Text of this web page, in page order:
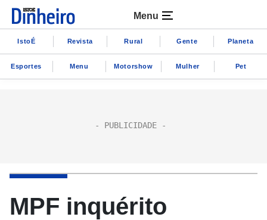
Menu
IstoÉ Revista Rural Gente Planeta
Esportes Menu Motorshow Mulher Pet
MPF inquérito